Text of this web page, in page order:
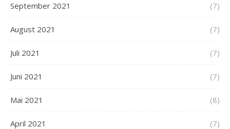
September 2021 (7)
August 2021 (7)
Juli 2021 (7)
Juni 2021 (7)
Mai 2021 (8)
April 2021 (7)